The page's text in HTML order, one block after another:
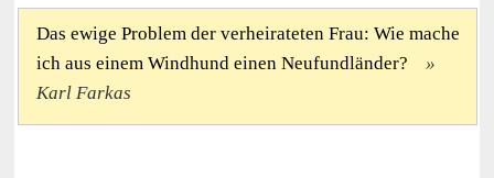
Das ewige Problem der verheirateten Frau: Wie mache
ich aus einem Windhund einen Neufundländer?
Karl Farkas